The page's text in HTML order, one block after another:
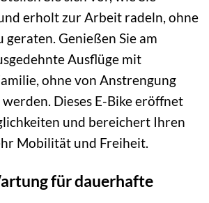
erholt zur Arbeit radeln, ohne
geraten. Genießen Sie am
Ausflüge mit
ohne von Anstrengung
Dieses E-Bike eröffnet
und bereichert Ihren
Mobilität und Freiheit.
für dauerhafte